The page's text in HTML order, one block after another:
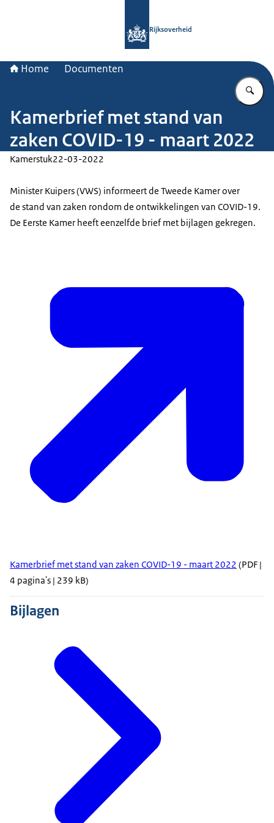
Rijksoverheid
Home Documenten
Kamerbrief met stand van
zaken COVID-19 - maart 2022
Kamerstuk22-03-2022
Minister Kuipers (VWS) informeert de Tweede Kamer over
de stand van zaken rondom de ontwikkelingen van COVID-19.
De Eerste Kamer heeft eenzelfde brief met bijlagen gekregen.
Kamerbrief met stand van zaken COVID-19 - maart 2022 (PDF |
4 pagina's | 239 kB)
Bijlagen